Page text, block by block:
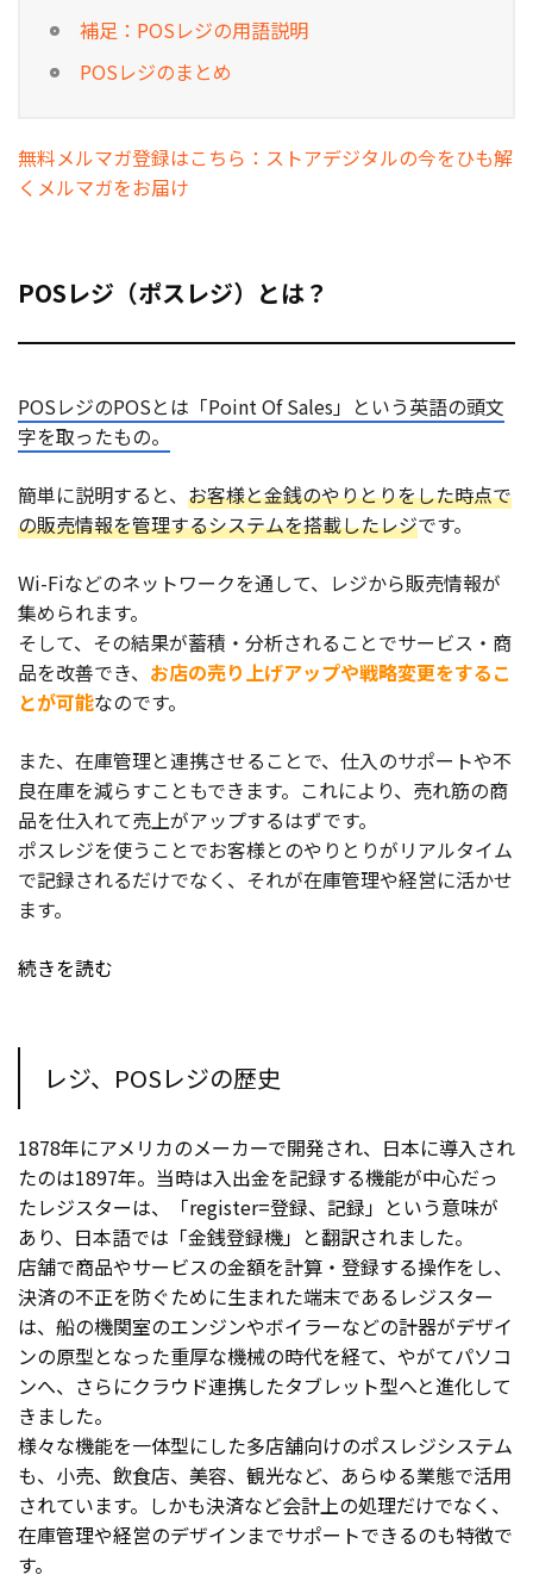
補足：POSレジの用語説明
POSレジのまとめ
無料メルマガ登録はこちら：ストアデジタルの今をひも解
くメルマガをお届け
POSレジ（ポスレジ）とは？
POSレジのPOSとは「Point Of Sales」という英語の頭文
字を取ったもの。
簡単に説明すると、 お客様と金銭のやりとりをした時点で
の販売情報を管理するシステムを搭載したレジです。
Wi-Fiなどのネットワークを通して、レジから販売情報が
集められます。
そして、その結果が蓄積・分析されることでサービス・商
品を改善でき、 お店の売り上げアップや戦略変更をするこ
とが可能なのです。
また、在庫管理と連携させることで、仕入のサポートや不
良在庫を減らすこともできます。これにより、売れ筋の商
品を仕入れて売上がアップするはずです。
ポスレジを使うことでお客様とのやりとりがリアルタイム
で記録されるだけでなく、それが在庫管理や経営に活かせ
ます。
続きを読む
レジ、POSレジの歴史
1878年にアメリカのメーカーで開発され、日本に導入され
たのは1897年。当時は入出金を記録する機能が中心だっ
たレジスターは、「register=登録、記録」という意味が
あり、日本語では「金銭登録機」と翻訳されました。
店舗で商品やサービスの金額を計算・登録する操作をし、
決済の不正を防ぐために生まれた端末であるレジスター
は、船の機関室のエンジンやボイラーなどの計器がデザイ
ンの原型となった重厚な機械の時代を経て、やがてパソコ
ンへ、さらにクラウド連携したタブレット型へと進化して
きました。
様々な機能を一体型にした多店舗向けのポスレジシステム
も、小売、飲食店、美容、観光など、あらゆる業態で活用
されています。しかも決済など会計上の処理だけでなく、
在庫管理や経営のデザインまでサポートできるのも特徴で
す。